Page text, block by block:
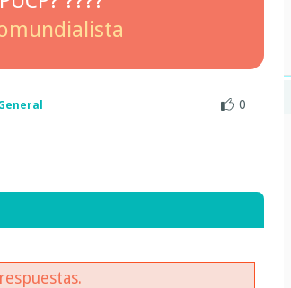
0